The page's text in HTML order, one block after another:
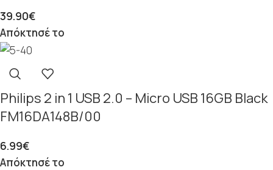
39.90€
Απόκτησέ το
Philips 2 in 1 USB 2.0 – Micro USB 16GB Black
FM16DA148B/00
6.99€
Απόκτησέ το